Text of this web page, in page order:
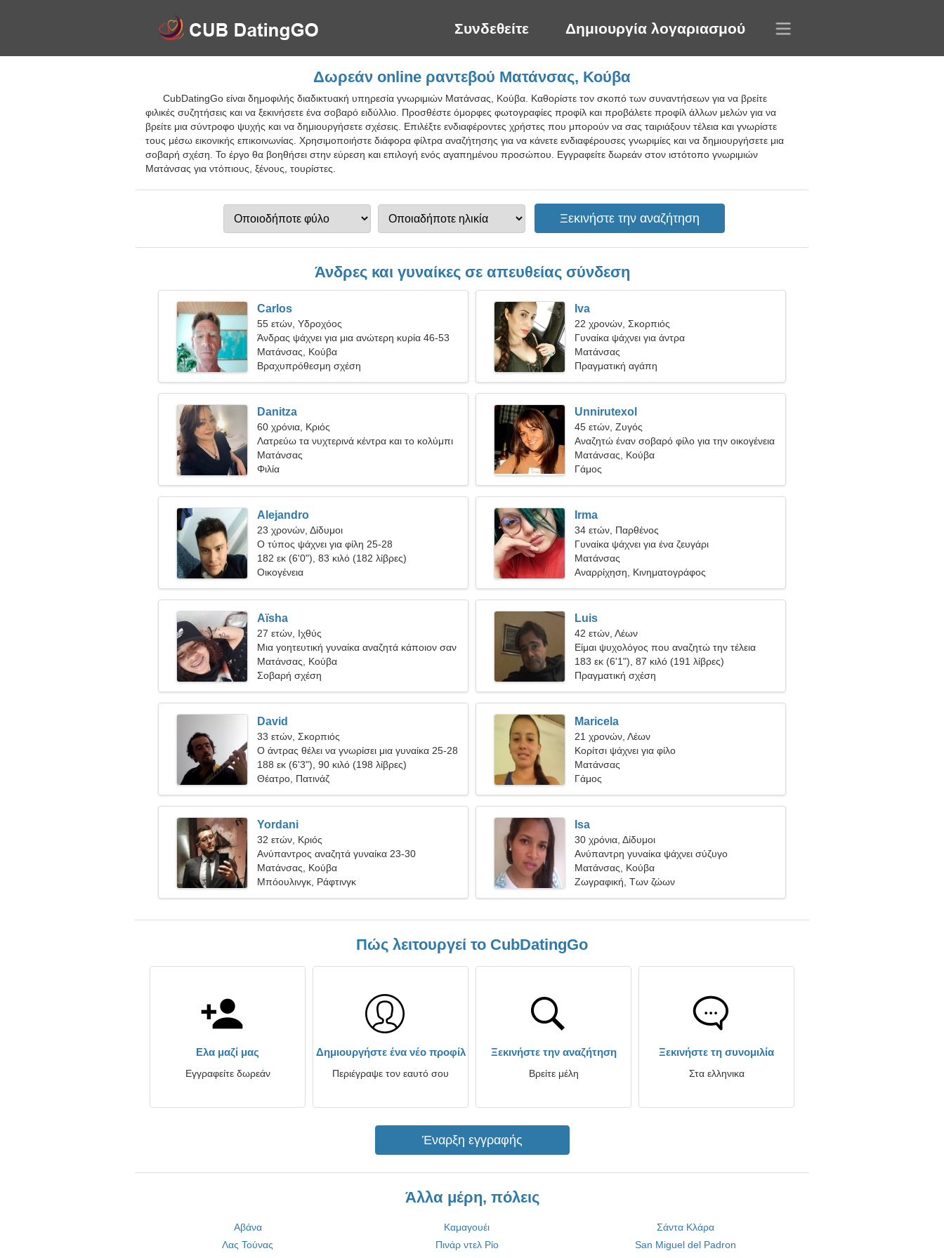
Συνδεθείτε Δημιουργία λογαριασμού
Δωρεάν online ραντεβού Ματάνσας, Κούβα
CubDatingGo είναι δημοφιλής διαδικτυακή υπηρεσία γνωριμιών Ματάνσας, Κούβα. Καθορίστε τον σκοπό των συναντήσεων για να βρείτε
φιλικές συζητήσεις και να ξεκινήσετε ένα σοβαρό ειδύλλιο. Προσθέστε όμορφες φωτογραφίες προφίλ και προβάλετε προφίλ άλλων μελών για να
βρείτε μια σύντροφο ψυχής και να δημιουργήσετε σχέσεις. Επιλέξτε ενδιαφέροντες χρήστες που μπορούν να σας ταιριάξουν τέλεια και γνωρίστε
τους μέσω εικονικής επικοινωνίας. Χρησιμοποιήστε διάφορα φίλτρα αναζήτησης για να κάνετε ενδιαφέρουσες γνωριμίες και να δημιουργήσετε μια
σοβαρή σχέση. Το έργο θα βοηθήσει στην εύρεση και επιλογή ενός αγαπημένου προσώπου. Εγγραφείτε δωρεάν στον ιστότοπο γνωριμιών
Ματάνσας για ντόπιους, ξένους, τουρίστες.
Άνδρες και γυναίκες σε απευθείας σύνδεση
Carlos
55 ετών, Υδροχόος
Άνδρας ψάχνει για μια ανώτερη κυρία 46-53
Ματάνσας, Κούβα
Βραχυπρόθεσμη σχέση
Iva
22 χρονών, Σκορπιός
Γυναίκα ψάχνει για άντρα
Ματάνσας
Πραγματική αγάπη
Danitza
60 χρόνια, Κριός
Λατρεύω τα νυχτερινά κέντρα και το κολύμπι
Ματάνσας
Φιλία
Unnirutexol
45 ετών, Ζυγός
Αναζητώ έναν σοβαρό φίλο για την οικογένεια
Ματάνσας, Κούβα
Γάμος
Alejandro
23 χρονών, Δίδυμοι
Ο τύπος ψάχνει για φίλη 25-28
182 εκ (6'0"), 83 κιλό (182 λίβρες)
Οικογένεια
Irma
34 ετών, Παρθένος
Γυναίκα ψάχνει για ένα ζευγάρι
Ματάνσας
Αναρρίχηση, Κινηματογράφος
Aïsha
27 ετών, Ιχθύς
Μια γοητευτική γυναίκα αναζητά κάποιον σαν
εσάς
Ματάνσας, Κούβα
Σοβαρή σχέση
Luis
42 ετών, Λέων
Είμαι ψυχολόγος που αναζητώ την τέλεια
γυναίκα
183 εκ (6'1"), 87 κιλό (191 λίβρες)
Πραγματική σχέση
David
33 ετών, Σκορπιός
Ο άντρας θέλει να γνωρίσει μια γυναίκα 25-28
188 εκ (6'3"), 90 κιλό (198 λίβρες)
Θέατρο, Πατινάζ
Maricela
21 χρονών, Λέων
Κορίτσι ψάχνει για φίλο
Ματάνσας
Γάμος
Yordani
32 ετών, Κριός
Ανύπαντρος αναζητά γυναίκα 23-30
Ματάνσας, Κούβα
Μπόουλινγκ, Ράφτινγκ
Isa
30 χρόνια, Δίδυμοι
Ανύπαντρη γυναίκα ψάχνει σύζυγο
Ματάνσας, Κούβα
Ζωγραφική, Των ζώων
Πώς λειτουργεί το CubDatingGo
Ελα μαζί μας
Εγγραφείτε δωρεάν
Δημιουργήστε ένα νέο προφίλ
Περιέγραψε τον εαυτό σου
Ξεκινήστε την αναζήτηση
Βρείτε μέλη
Ξεκινήστε τη συνομιλία
Στα ελληνικα
Έναρξη εγγραφής
Άλλα μέρη, πόλεις
Αβάνα Καμαγουέι
Σάντα Κλάρα
Λας Τούνας
Πινάρ ντελ Ρίο
San Miguel del Padron